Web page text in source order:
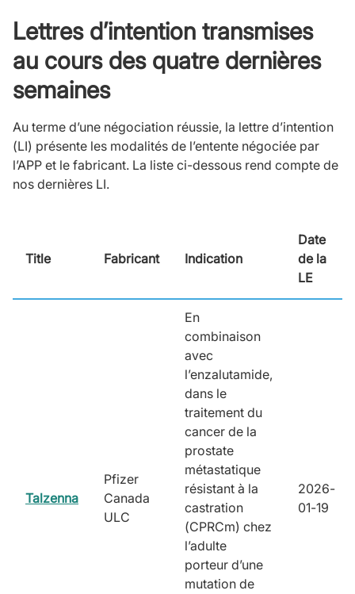
Lettres d’intention transmises
au cours des quatre dernières
semaines
Au terme d’une négociation réussie, la lettre d’intention
(LI) présente les modalités de l’entente négociée par
l’APP et le fabricant. La liste ci-dessous rend compte de
nos dernières LI.
Title Fabricant Indication
Date
de la
LE
Talzenna
Pfizer
Canada
ULC
En
combinaison
avec
l’enzalutamide,
dans le
traitement du
cancer de la
prostate
métastatique
résistant à la
castration
(CPRCm) chez
l’adulte
porteur d’une
mutation de
2026-
01-19